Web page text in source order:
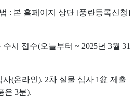
: 본 홈페이지 상단 [풍란등록신청]
시 접수(오늘부터 ~ 2025년 3월 31
(온라인). 2차 실물 심사 1盆 제출
은 3분).